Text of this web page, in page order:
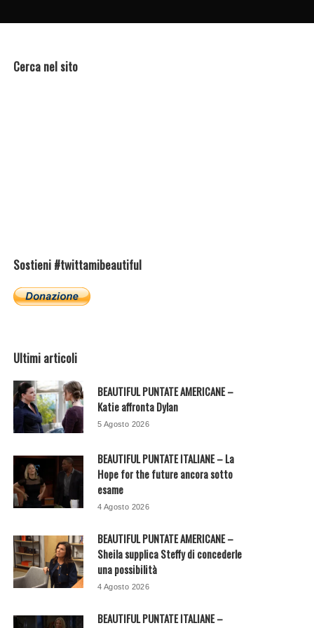
Cerca nel sito
Sostieni #twittamibeautiful
Ultimi articoli
BEAUTIFUL PUNTATE AMERICANE –
Katie affronta Dylan
5 Agosto 2026
BEAUTIFUL PUNTATE ITALIANE – La
Hope for the future ancora sotto
esame
4 Agosto 2026
BEAUTIFUL PUNTATE AMERICANE –
Sheila supplica Steffy di concederle
una possibilità
4 Agosto 2026
BEAUTIFUL PUNTATE ITALIANE –